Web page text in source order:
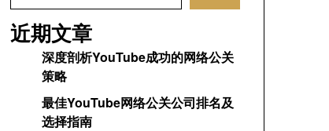
近期文章
深度剖析YouTube成功的网络公关
策略
最佳YouTube网络公关公司排名及
选择指南